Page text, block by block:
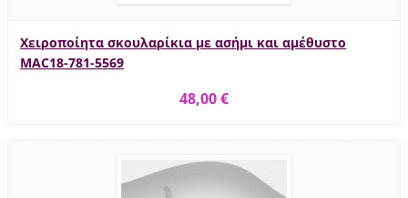
Χειροποίητα σκουλαρίκια με ασήμι και αμέθυστο
MAC18-781-5569
48,00 €